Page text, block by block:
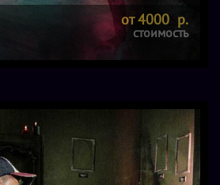
от 4000 р.
стоимость